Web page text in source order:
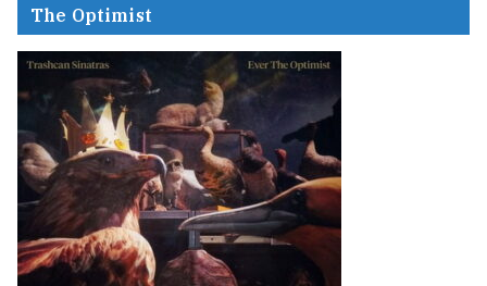
The Optimist